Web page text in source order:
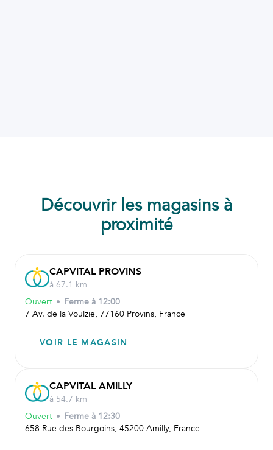
Découvrir les magasins à
proximité
CAPVITAL PROVINS
à 67.1 km
Ouvert • Ferme à 12:00
7 Av. de la Voulzie, 77160 Provins, France
VOIR LE MAGASIN
CAPVITAL AMILLY
à 54.7 km
Ouvert • Ferme à 12:30
658 Rue des Bourgoins, 45200 Amilly, France